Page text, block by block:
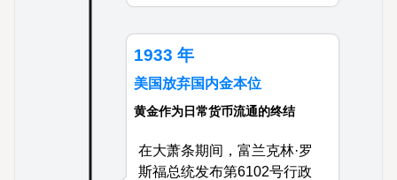
经济强国的崛起，同时使美国
与国际金本位制下的其他主要
经济体保持一致。
1933 年
美国放弃国内金本位
黄金作为日常货币流通的终结
在大萧条期间，富兰克林·罗
斯福总统发布第6102号行政